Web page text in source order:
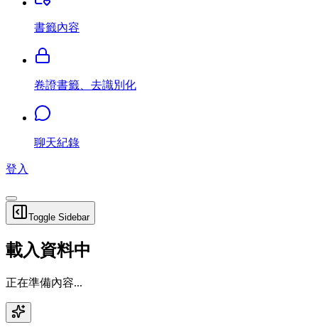
書籤內容
卷證書籤、去識別化
聊天紀錄
登入
Toggle Sidebar
載入資料中
正在準備內容...